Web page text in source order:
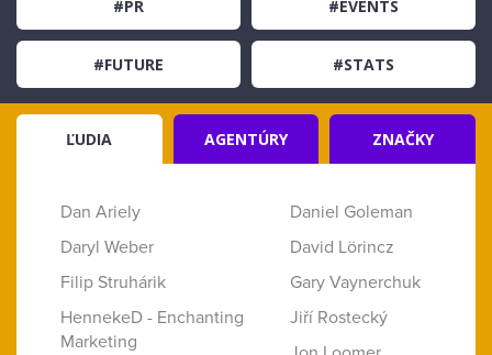
#PR #EVENTS
#FUTURE #STATS
ĽUDIA AGENTÚRY ZNAČKY
Dan Ariely
Daniel Goleman
Daryl Weber
David Lörincz
Filip Struhárik
Gary Vaynerchuk
HennekeD - Enchanting
Marketing
Jiří Rostecký